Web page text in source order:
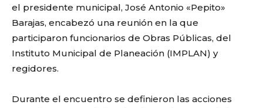
el presidente municipal, José Antonio «Pepito»
Barajas, encabezó una reunión en la que
participaron funcionarios de Obras Públicas, del
Instituto Municipal de Planeación (IMPLAN) y
regidores.
Durante el encuentro se definieron las acciones